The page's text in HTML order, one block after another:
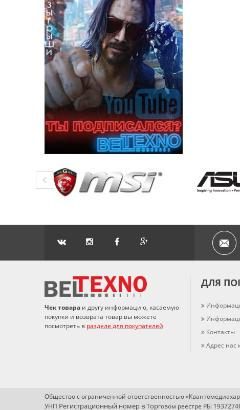
Чек товара и другу информацию, касаемую
покупки и возврата товар вы можете
посмотреть в разделе для покупателей
ДЛЯ
Контакты
Адрес нас
Общество с ограниченной ответственностью
УНП Регистрационный номер в Торговом реестре РБ: